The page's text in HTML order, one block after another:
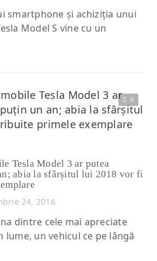
smartphone și achiziția unui
Model S vine cu un
0
articolul complet
Tesla Model 3 ar putea
abia la sfârșitul lui 2018 vor fi
24, 2016
dintre cele mai apreciate
lume, un vehicul ce pe lângă